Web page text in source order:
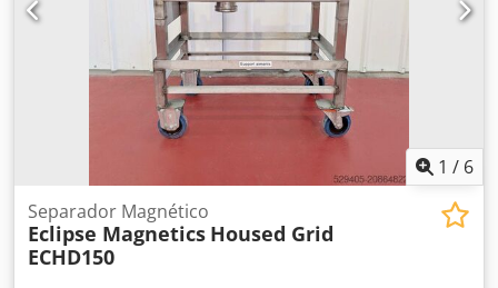
comprimido: 183,5 Nl/min Dimensiones según disposición:
diagrama disponible en la galería de fotos Peso: 1.400 kg
Documentación y vídeo en funcionamiento disponibles
1 / 6
Separador Magnético
Eclipse Magnetics Housed Grid
ECHD150